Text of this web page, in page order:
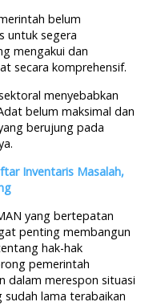
belum
untuk segera
mengakui dan
secara komprehensif.
menyebabkan
belum maksimal dan
berujung pada
Inventaris Masalah,
yang bertepatan
penting membangun
hak-hak
pemerintah
dalam merespon situasi
lama terabaikan